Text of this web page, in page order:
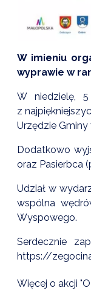
W imieniu
wyprawie w
W niedzielę,
z
Urzędzie
Dodatkowo
oraz Pasierbca
Udział w
wspólna
Wyspowego.
Serdecznie
https://
Więcej o akcji